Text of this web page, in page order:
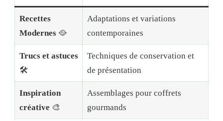
Recettes
Modernes🥘
Adaptations et variations
contemporaines
Trucs et astuces
🛠️
Techniques de conservation et
de présentation
Inspiration
créative 🎨
Assemblages pour coffrets
gourmands